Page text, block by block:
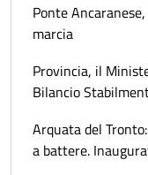
Ponte
marcia
Provincia, il
Bilancio
Arquata del
a battere.